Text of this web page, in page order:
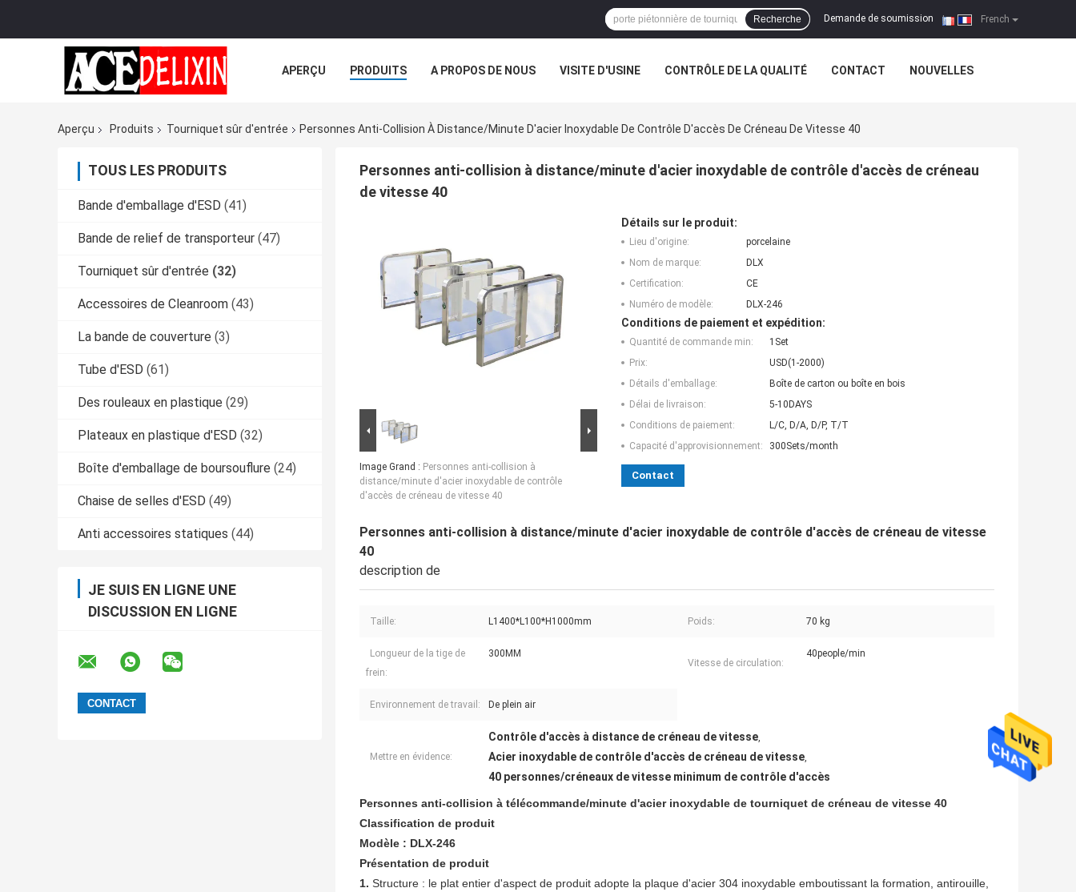
French
Demande de soumission |
Recherche
APERÇU PRODUITS A PROPOS DE NOUS VISITE D'USINE CONTRÔLE DE LA QUALITÉ CONTACT NOUVELLES
Aperçu
Produits Tourniquet sûr d'entrée Personnes Anti-Collision À Distance/minute D'acier Inoxydable De Contrôle D'accès De Créneau De Vitesse 40
TOUS LES PRODUITS
Bande d'emballage d'ESD (41)
Bande de relief de transporteur (47)
Tourniquet sûr d'entrée (32)
Accessoires de Cleanroom (43)
La bande de couverture (3)
Tube d'ESD (61)
Des rouleaux en plastique (29)
Plateaux en plastique d'ESD (32)
Boîte d'emballage de boursouflure (24)
Chaise de selles d'ESD (49)
Anti accessoires statiques (44)
JE SUIS EN LIGNE UNE
DISCUSSION EN LIGNE
Personnes anti-collision à distance/minute d'acier inoxydable de contrôle d'accès de créneau
de vitesse 40
Image Grand : Personnes anti-collision à
distance/minute d'acier inoxydable de contrôle
d'accès de créneau de vitesse 40
Détails sur le produit:
Lieu d'origine:
porcelaine
Nom de marque:
DLX
Certification:
CE
Numéro de modèle:
DLX-246
Conditions de paiement et expédition:
Quantité de commande min:
1Set
Prix:
USD(1-2000)
Détails d'emballage:
Boîte de carton ou boîte en bois
Délai de livraison:
5-10DAYS
Conditions de paiement:
L/C, D/A, D/P, T/T
Capacité d'approvisionnement:
300Sets/month
Contact
Personnes anti-collision à distance/minute d'acier inoxydable de contrôle d'accès de créneau de vitesse
40
description de
Taille: L1400*L100*H1000mm Poids: 70 kg
Longueur de la tige de
frein:
300MM
Vitesse de circulation:
40people/min
Environnement de travail: De plein air
Mettre en évidence:
Contrôle d'accès à distance de créneau de vitesse,
Acier inoxydable de contrôle d'accès de créneau de vitesse,
40 personnes/créneaux de vitesse minimum de contrôle d'accès
Personnes anti-collision à télécommande/minute d'acier inoxydable de tourniquet de créneau de vitesse 40
Classification de produit
Modèle : DLX-246
Présentation de produit
1. Structure : le plat entier d'aspect de produit adopte la plaque d'acier 304 inoxydable emboutissant la formation, antirouille,